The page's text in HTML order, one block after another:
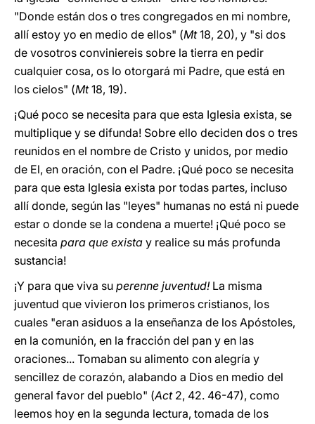
"Donde están dos o tres congregados en mi nombre,
allí estoy yo en medio de ellos" (Mt18, 20), y "si dos
de vosotros conviniereis sobre la tierra en pedir
cualquier cosa, os lo otorgará mi Padre, que está en
los cielos" (Mt18, 19).
¡Qué poco se necesita para que esta Iglesia exista, se
multiplique y se difunda! Sobre ello deciden dos o tres
reunidos en el nombre de Cristo y unidos, por medio
de El, en oración, con el Padre. ¡Qué poco se necesita
para que esta Iglesia exista por todas partes, incluso
allí donde, según las "leyes" humanas no está ni puede
estar o donde se la condena a muerte! ¡Qué poco se
necesita para que exista y realice su más profunda
sustancia!
¡Y para que viva su perenne juventud!La misma
juventud que vivieron los primeros cristianos, los
cuales "eran asiduos a la enseñanza de los Apóstoles,
en la comunión, en la fracción del pan y en las
oraciones... Tomaban su alimento con alegría y
sencillez de corazón, alabando a Dios en medio del
general favor del pueblo" (Act2, 42. 46-47), como
leemos hoy en la segunda lectura, tomada de los